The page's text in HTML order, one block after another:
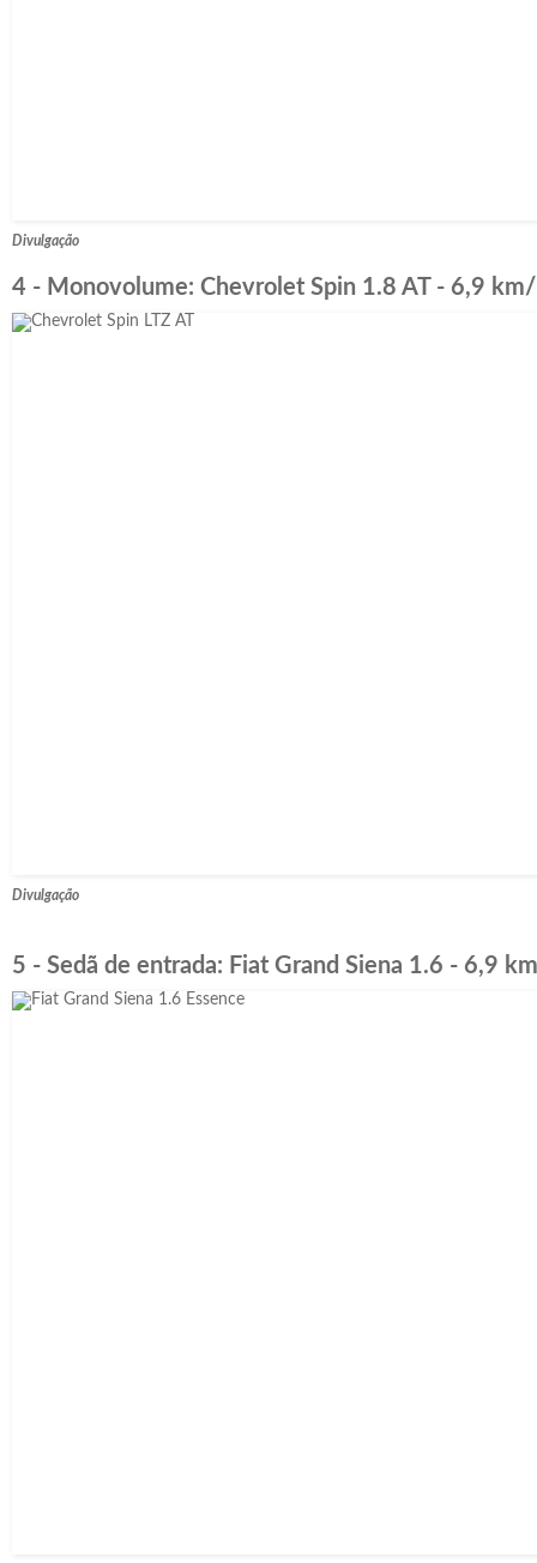
Divulgação
4 - Monovolume: Chevrolet Spin 1.8 AT - 6,9
Divulgação
5 - Sedã de entrada: Fiat Grand Siena 1.6 - 6,9